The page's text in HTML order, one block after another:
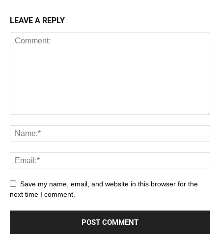
LEAVE A REPLY
Save my name, email, and website in this browser for the
next time I comment.